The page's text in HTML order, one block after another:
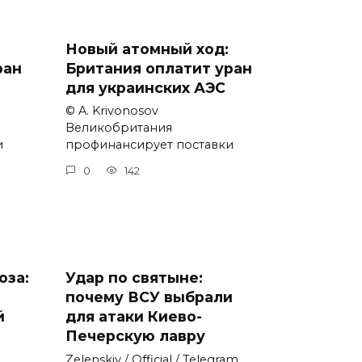
Новый атомный ход:
Британия оплатит уран
для украинских АЭС
© A. Krivonosov
Великобритания
профинансирует поставки
0 142
Удар по святыне:
почему ВСУ выбрали
для атаки Киево-
Печерскую лавру